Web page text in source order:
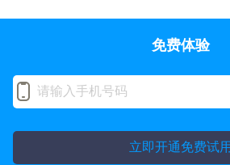
免费体验
立即开通免费试用